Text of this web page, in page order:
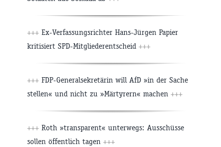
+++ Ex-Verfassungsrichter Hans-Jürgen Papier
kritisiert SPD-Mitgliederentscheid +++
+++ FDP-Generalsekretärin will AfD »in der Sache
stellen« und nicht zu »Märtyrern« machen +++
+++ Roth »transparent« unterwegs: Ausschüsse
sollen öffentlich tagen +++